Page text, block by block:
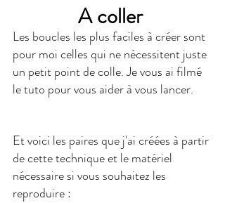
A coller
Les boucles les plus faciles à créer sont
pour moi celles qui ne nécessitent juste
un petit point de colle. Je vous ai filmé
le tuto pour vous aider à vous lancer.
Et voici les paires que j'ai créées à partir
de cette technique et le matériel
nécessaire si vous souhaitez les
reproduire :